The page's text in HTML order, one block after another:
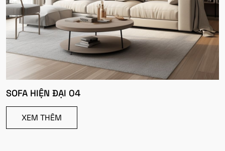
SOFA HIỆN ĐẠI 04
XEM THÊM